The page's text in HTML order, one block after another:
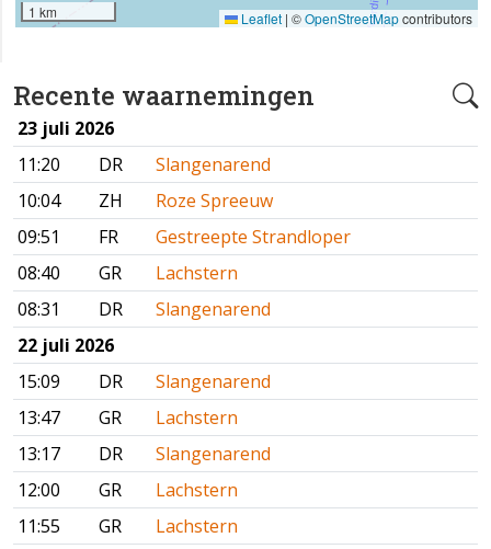
Recente waarnemingen
23 juli 2026
11:20
DR
Slangenarend
10:04
ZH
Roze Spreeuw
09:51
FR
Gestreepte Strandloper
08:40
GR
Lachstern
08:31
DR
Slangenarend
22 juli 2026
15:09
DR
Slangenarend
13:47
GR
Lachstern
13:17
DR
Slangenarend
12:00
GR
Lachstern
11:55
GR
Lachstern
1 km Leaflet | ©OpenStreetMapcontributors